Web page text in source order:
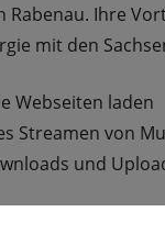
Rabenau. Ihre
mit den
Webseiten laden
Streamen von
und
finden Sie